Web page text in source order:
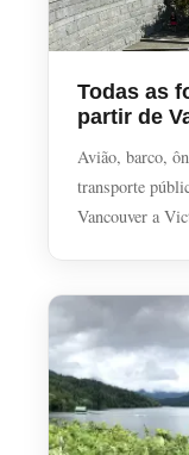
Todas as
partir de
Avião, barco,
transporte
Vancouver a